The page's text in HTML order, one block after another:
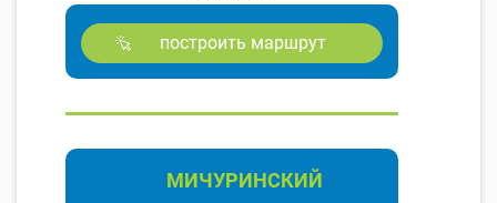
построить маршрут
МИЧУРИНСКИЙ